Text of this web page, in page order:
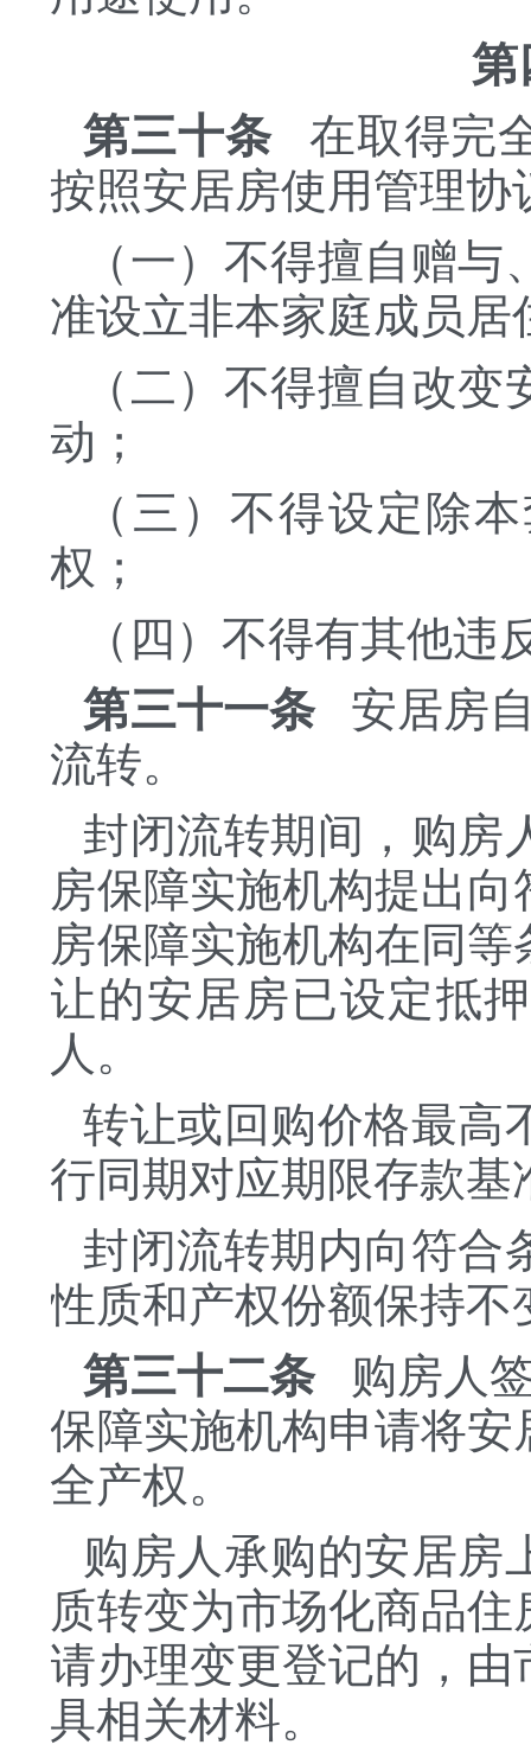
第
第三十条 在取得完
按照安居房使用管理
（一）不得擅自赠
准设立非本家庭成员居
（二）不得擅自改
动；
（三）不得设定除
权；
（四）不得有其他
第三十一条安居房自
流转。
封闭流转期间，购房
房保障实施机构提出
房保障实施机构在同
让的安居房已设定抵
人。
转让或回购价格最高
行同期对应期限存款
封闭流转期内向符合
性质和产权份额保持
第三十二条购房人签
保障实施机构申请将
全产权。
购房人承购的安居房
质转变为市场化商品
请办理变更登记的，
具相关材料。